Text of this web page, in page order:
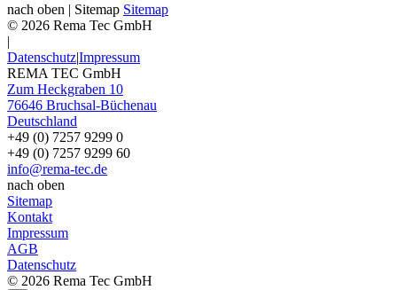
nach oben | Sitemap Sitemap
© 2026 Rema Tec GmbH
|
Datenschutz|Impressum
REMA TEC GmbH
Zum Heckgraben 10
76646 Bruchsal-Büchenau
Deutschland
+49 (0) 7257 9299 0
+49 (0) 7257 9299 60
info@rema-tec.de
nach oben
Sitemap
Kontakt
Impressum
AGB
Datenschutz
© 2026 Rema Tec GmbH